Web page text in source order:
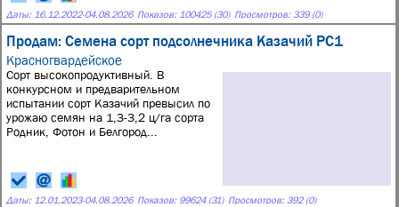
Даты: 16.12.2022-04.08.2026 Показов: 100425 (30) Просмотров: 339 (0)
Продам: Семена сорт подсолнечника Казачий РС1
Красногвардейское
Сорт высокопродуктивный. В
конкурсном и предварительном
испытании сорт Казачий превысил по
урожаю семян на 1,3-3,2 ц/га сорта
Родник, Фотон и Белгород...
Даты: 12.01.2023-04.08.2026 Показов: 99624 (31) Просмотров: 392 (0)